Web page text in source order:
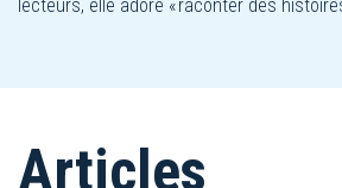
lecteurs, elle adore « raconter des
Articles